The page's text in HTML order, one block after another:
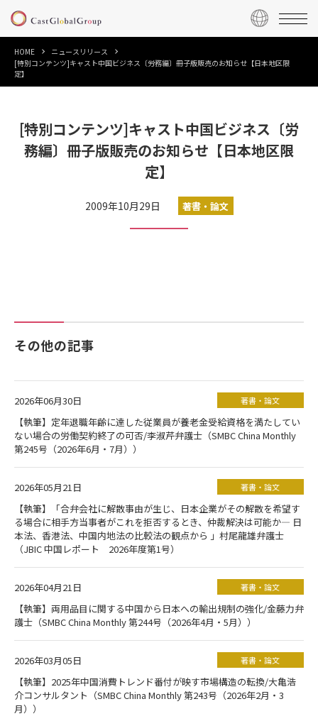
HOME
ニュースリリース
[特別コンテンツ]キャスト中国ビジネス〔労務編〕冊子版販売のお知らせ【日本地区限
定】
[特別コンテンツ]キャスト中国ビジネス〔労
務編〕冊子版販売のお知らせ【日本地区限
定】
2009年10月29日 著書・論文
その他の記事
2026年06月30日 著書・論文
【執筆】定年退職年齢に達した従業員が養老金受給資格を満たしてい
ない場合の労働契約終了の可否/李淑芹弁護士（SMBC China Monthly
第245号（2026年6月・7月））
2026年05月21日 著書・論文
【執筆】「合弁会社に解散事由が生じ、日本企業がその解散を希望す
る場合に相手方当事者がこれを拒否するとき、仲裁解決は可能か― 日
本法、香港法、中国内地法の比較法の観点から 」村尾龍雄弁護士
（JBIC 中国レポート 2026年度第1号）
2026年04月21日 著書・論文
【執筆】両用品目に関する中国から日本への輸出規制の強化/金藤力弁
護士（SMBC China Monthly 第244号（2026年4月・5月））
2026年03月05日 著書・論文
【執筆】2025年中国消費トレンド番付が映す市場構造の転換/大亀浩
介コンサルタント（SMBC China Monthly 第243号（2026年2月・3
月））